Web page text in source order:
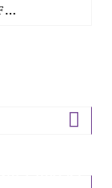
HSG STREBT HEIMERFOLG GEGEN DEN VFL OLDENURG AN
DIREKT